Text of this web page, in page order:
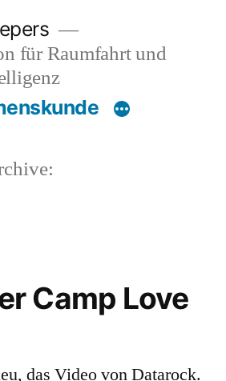
für Raumfahrt und
Camp Love
das Video von Datarock.